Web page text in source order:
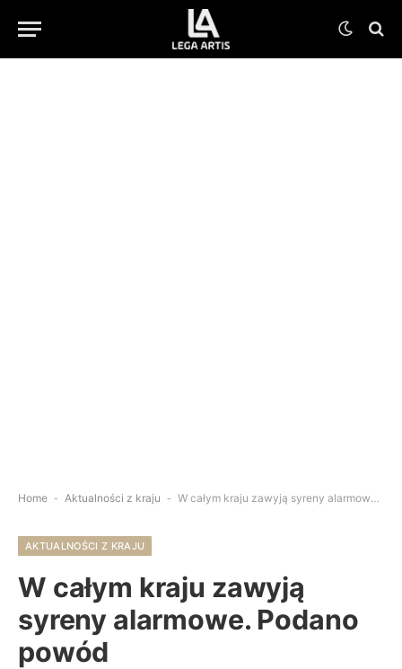
Home - Aktualności z kraju - W całym kraju zawyją syreny alarmowe. Podano powód
AKTUALNOŚCI Z KRAJU
W całym kraju zawyją
syreny alarmowe. Podano
powód